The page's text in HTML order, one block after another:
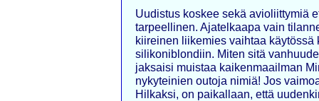
Uudistus koskee sekä avioliittymiä
tarpeellinen. Ajatelkaapa vain
kiireinen liikemies vaihtaa
silikoniblondiin. Miten sitä
jaksaisi muistaa kaikenmaailman
nykyteinien outoja nimiä! Jos
Hilkaksi, on paikallaan, että